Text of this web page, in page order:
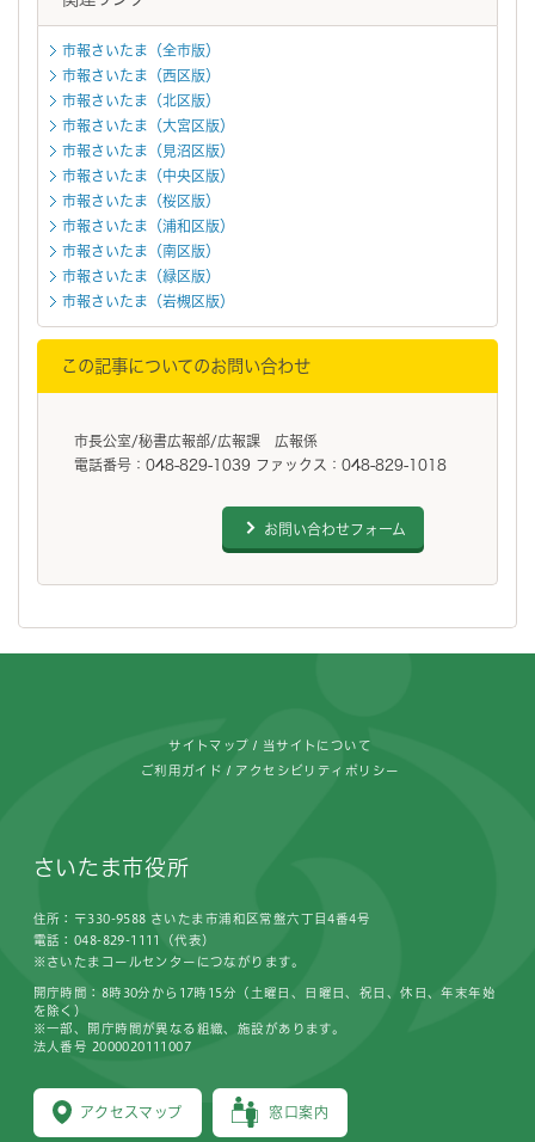
市報さいたま（全市版）
市報さいたま（西区版）
市報さいたま（北区版）
市報さいたま（大宮区版）
市報さいたま（見沼区版）
市報さいたま（中央区版）
市報さいたま（桜区版）
市報さいたま（浦和区版）
市報さいたま（南区版）
市報さいたま（緑区版）
市報さいたま（岩槻区版）
この記事についてのお問い合わせ
市長公室/秘書広報部/広報課 広報係
電話番号：048-829-1039 ファックス：048-829-1018
お問い合わせフォーム
サイトマップ 当サイトについて
ご利用ガイド アクセシビリティポリシー
さいたま市役所
住所：〒330-9588 さいたま市浦和区常盤六丁目4番4号
電話：048-829-1111（代表）
※さいたまコールセンターにつながります。
アクセスマップ 窓口案内
開庁時間：8時30分から17時15分（土曜日、日曜日、祝日、休日、年末年始
を除く）
※一部、開庁時間が異なる組織、施設があります。
法人番号 2000020111007